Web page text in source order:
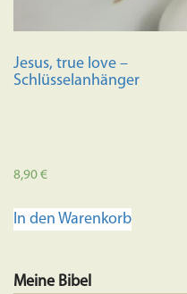
Jesus, true love –
Schlüsselanhänger
8,90€
In den Warenkorb
Meine Bibel